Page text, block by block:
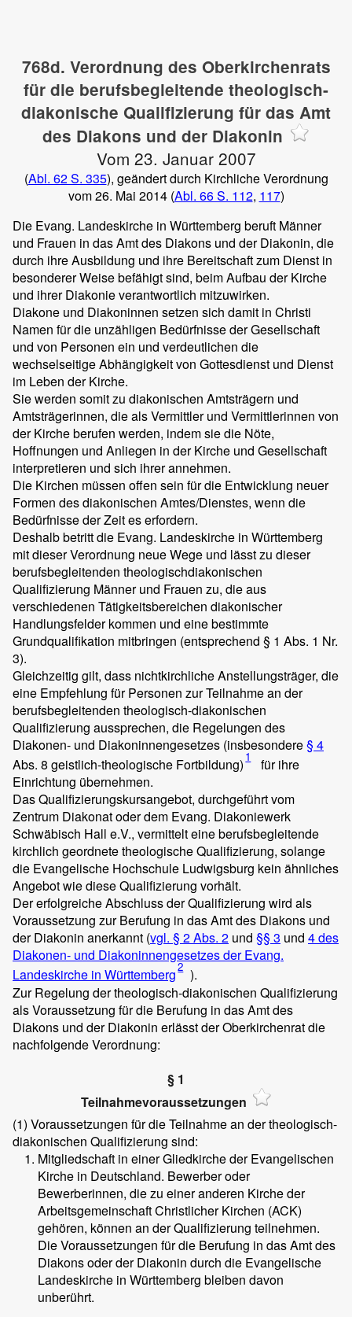
768d. Verordnung des Oberkirchenrats
für die berufsbegleitende theologisch-
diakonische Qualifizierung für das Amt
des Diakons und der Diakonin
Vom 23. Januar 2007
(Abl. 62 S. 335), geändert durch Kirchliche Verordnung
vom 26. Mai 2014 (Abl. 66 S. 112, 117)
Die Evang. Landeskirche in Württemberg beruft Männer
und Frauen in das Amt des Diakons und der Diakonin, die
durch ihre Ausbildung und ihre Bereitschaft zum Dienst in
besonderer Weise befähigt sind, beim Aufbau der Kirche
und ihrer Diakonie verantwortlich mitzuwirken.
Diakone und Diakoninnen setzen sich damit in Christi
Namen für die unzähligen Bedürfnisse der Gesellschaft
und von Personen ein und verdeutlichen die
wechselseitige Abhängigkeit von Gottesdienst und Dienst
im Leben der Kirche.
Sie werden somit zu diakonischen Amtsträgern und
Amtsträgerinnen, die als Vermittler und Vermittlerinnen von
der Kirche berufen werden, indem sie die Nöte,
Hoffnungen und Anliegen in der Kirche und Gesellschaft
interpretieren und sich ihrer annehmen.
Die Kirchen müssen offen sein für die Entwicklung neuer
Formen des diakonischen Amtes/Dienstes, wenn die
Bedürfnisse der Zeit es erfordern.
Deshalb betritt die Evang. Landeskirche in Württemberg
mit dieser Verordnung neue Wege und lässt zu dieser
berufsbegleitenden theologischdiakonischen
Qualifizierung Männer und Frauen zu, die aus
verschiedenen Tätigkeitsbereichen diakonischer
Handlungsfelder kommen und eine bestimmte
Grundqualifikation mitbringen (entsprechend § 1 Abs. 1 Nr.
3).
Gleichzeitig gilt, dass nichtkirchliche Anstellungsträger, die
eine Empfehlung für Personen zur Teilnahme an der
berufsbegleitenden theologisch-diakonischen
Qualifizierung aussprechen, die Regelungen des
Diakonen- und Diakoninnengesetzes (insbesondere§ 4
Abs. 8 geistlich-theologische Fortbildung) 1
für ihre
Einrichtung übernehmen.
Das Qualifizierungskursangebot, durchgeführt vom
Zentrum Diakonat oder dem Evang. Diakoniewerk
Schwäbisch Hall e.V., vermittelt eine berufsbegleitende
kirchlich geordnete theologische Qualifizierung, solange
die Evangelische Hochschule Ludwigsburg kein ähnliches
Angebot wie diese Qualifizierung vorhält.
Der erfolgreiche Abschluss der Qualifizierung wird als
Voraussetzung zur Berufung in das Amt des Diakons und
der Diakonin anerkannt (vgl. § 2 Abs. 2 und §§ 3 und 4 des
Diakonen- und Diakoninnengesetzes der Evang.
Landeskirche in Württemberg2 ).
Zur Regelung der theologisch-diakonischen Qualifizierung
als Voraussetzung für die Berufung in das Amt des
Diakons und der Diakonin erlässt der Oberkirchenrat die
nachfolgende Verordnung:
§ 1
Teilnahmevoraussetzungen
(1) Voraussetzungen für die Teilnahme an der theologisch-
diakonischen Qualifizierung sind:
Mitgliedschaft in einer Gliedkirche der Evangelischen
Kirche in Deutschland. Bewerber oder
Bewerberinnen, die zu einer anderen Kirche der
Arbeitsgemeinschaft Christlicher Kirchen (ACK)
gehören, können an der Qualifizierung teilnehmen.
Die Voraussetzungen für die Berufung in das Amt des
Diakons oder der Diakonin durch die Evangelische
Landeskirche in Württemberg bleiben davon
unberührt.